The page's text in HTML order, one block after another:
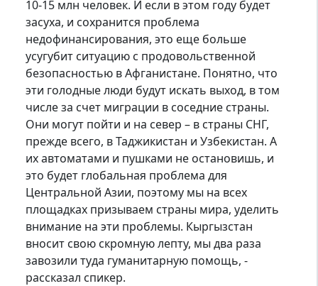
10-15 млн человек. И если в этом году будет
засуха, и сохранится проблема
недофинансирования, это еще больше
усугубит ситуацию с продовольственной
безопасностью в Афганистане. Понятно, что
эти голодные люди будут искать выход, в том
числе за счет миграции в соседние страны.
Они могут пойти и на север – в страны СНГ,
прежде всего, в Таджикистан и Узбекистан. А
их автоматами и пушками не остановишь, и
это будет глобальная проблема для
Центральной Азии, поэтому мы на всех
площадках призываем страны мира, уделить
внимание на эти проблемы. Кыргызстан
вносит свою скромную лепту, мы два раза
завозили туда гуманитарную помощь, -
рассказал спикер.